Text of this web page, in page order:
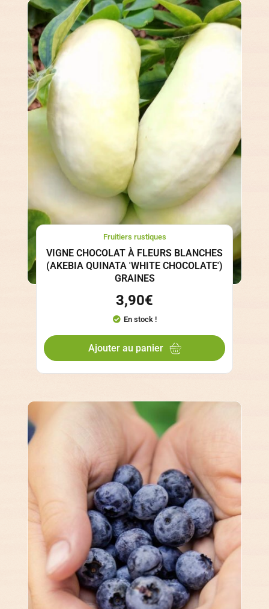
Fruitiers rustiques
VIGNE CHOCOLAT À FLEURS BLANCHES
(AKEBIA QUINATA 'WHITE CHOCOLATE')
GRAINES
3,90€
En stock !
Ajouter au panier